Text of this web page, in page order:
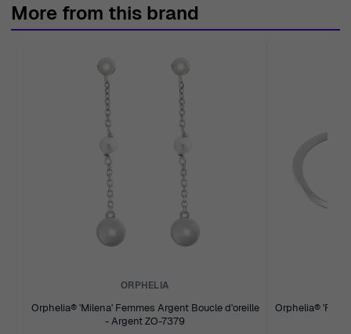
More from this brand
ORPHELIA
Orphelia® 'Milena' Femmes Argent Boucle d'oreille
- Argent ZO-7379
Orphelia®